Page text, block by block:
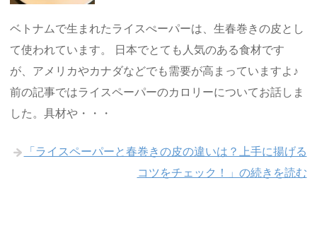
ベトナムで生まれたライスぺーパーは、生春巻きの皮とし
て使われています。 日本でとても人気のある食材です
が、アメリカやカナダなどでも需要が高まっていますよ♪
前の記事ではライスペーパーのカロリーについてお話しま
した。具材や・・・
「ライスペーパーと春巻きの皮の違いは？上手に揚げる
コツをチェック！」の続きを読む